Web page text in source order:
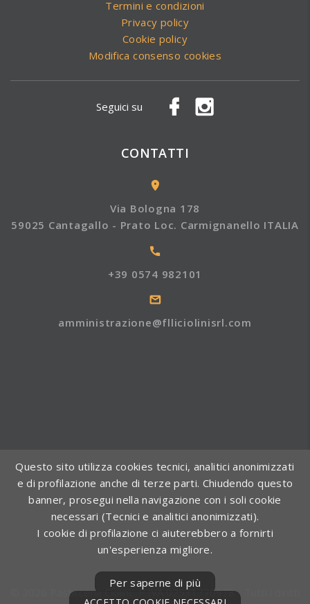
Termini e condizioni
Privacy policy
Cookie policy
Modifica consenso cookies
Seguici su
CONTATTI
Via Bologna 178
59025 Cantagallo - Prato Loc. Carmignanello ITALIA
+39 0574 982101
amministrazione@flliciolinisrl.com
Pasticceria Ciolini
. P.IVA 02531770978 - Tutti i diritti
Questo sito utilizza cookies tecnici, analitici anonimizzati
e di profilazione anche di terze parti. Chiudendo questo
banner, prosegui nella navigazione con i soli cookie
necessari (Tecnici e analitici anonimizzati).
I cookie di profilazione ci aiuterebbero a fornirti
un'esperienza migliore.
Per saperne di più